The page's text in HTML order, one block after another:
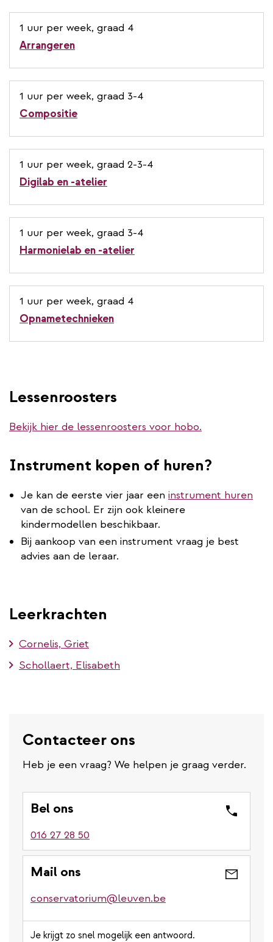
1 uur per week, graad 4
Arrangeren
1 uur per week, graad 3-4
Compositie
1 uur per week, graad 2-3-4
Digilab en -atelier
1 uur per week, graad 3-4
Harmonielab en -atelier
1 uur per week, graad 4
Opnametechnieken
Lessenroosters
Bekijk hier de lessenroosters voor hobo.
Instrument kopen of huren?
Je kan de eerste vier jaar een instrument huren
van de school. Er zijn ook kleinere
kindermodellen beschikbaar.
Bij aankoop van een instrument vraag je best
advies aan de leraar.
Leerkrachten
Cornelis, Griet
Schollaert, Elisabeth
Contacteer ons
Heb je een vraag? We helpen je graag verder.
Bel ons
016 27 28 50
Mail ons
conservatorium@leuven.be
Je krijgt zo snel mogelijk een antwoord.